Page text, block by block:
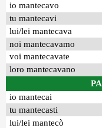
io mantecavo
tu mantecavi
lui/lei mantecava
noi mantecavamo
voi mantecavate
loro mantecavano
io mantecai
tu mantecasti
lui/lei mantecò